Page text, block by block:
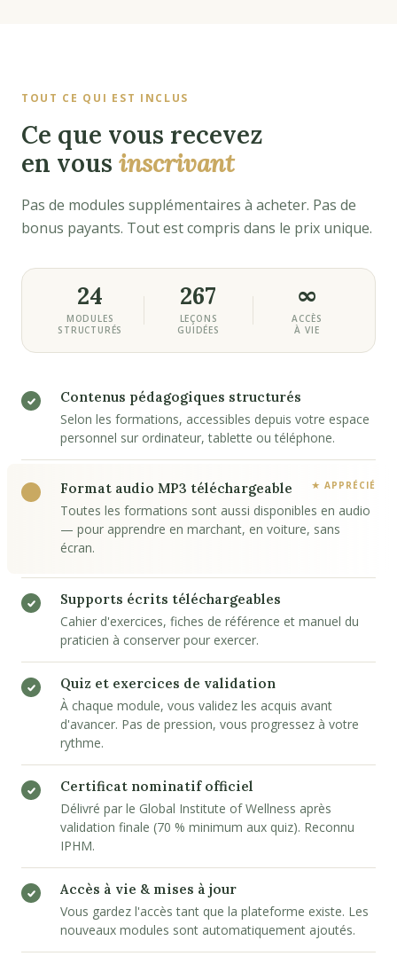
TOUT CE QUI EST INCLUS
Ce que vous recevez
en vous inscrivant
Pas de modules supplémentaires à acheter. Pas de
bonus payants. Tout est compris dans le prix unique.
24
MODULES
STRUCTURÉS
267
LEÇONS
GUIDÉES
∞
ACCÈS
À VIE
Contenus pédagogiques structurés
Selon les formations, accessibles depuis votre espace
personnel sur ordinateur, tablette ou téléphone.
Format audio MP3 téléchargeable
Toutes les formations sont aussi disponibles en audio
— pour apprendre en marchant, en voiture, sans
écran.
Supports écrits téléchargeables
Cahier d'exercices, fiches de référence et manuel du
praticien à conserver pour exercer.
Quiz et exercices de validation
À chaque module, vous validez les acquis avant
d'avancer. Pas de pression, vous progressez à votre
rythme.
Certificat nominatif officiel
Délivré par le Global Institute of Wellness après
validation finale (70 % minimum aux quiz). Reconnu
IPHM.
Accès à vie & mises à jour
Vous gardez l'accès tant que la plateforme existe. Les
nouveaux modules sont automatiquement ajoutés.